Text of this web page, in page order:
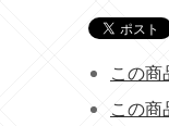
この商
この商